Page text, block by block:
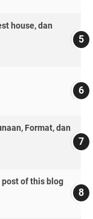
house, dan
Format, dan
of this blog